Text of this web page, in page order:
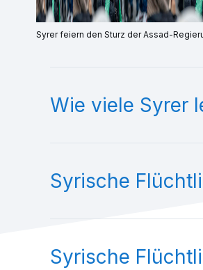
Syrer feiern den Sturz der Assad-
Wie viele Syrer
Syrische
Syrische